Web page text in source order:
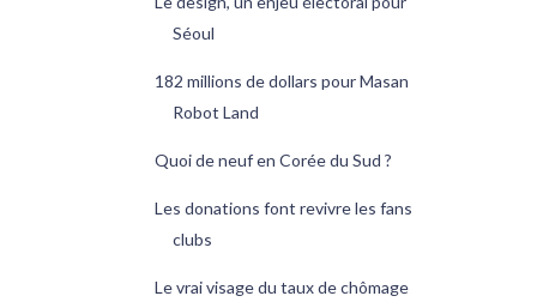
Séoul
182 millions de dollars pour Masan
Robot Land
Quoi de neuf en Corée du Sud ?
Les donations font revivre les fans
clubs
Le vrai visage du taux de chômage